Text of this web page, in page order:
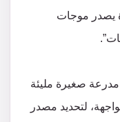
يصدر موجات
صغيرة مليئة
لتحديد مصدر